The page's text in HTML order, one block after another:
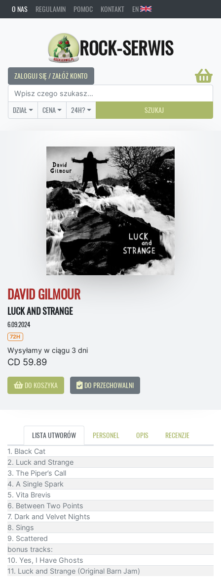
O NAS REGULAMIN POMOC KONTAKT EN
ROCK-SERWIS
ZALOGUJ SIĘ / ZAŁÓŻ KONTO
DZIAŁ CENA 24H? SZUKAJ
DAVID GILMOUR
LUCK AND STRANGE
6.09.2024
72H
Wysyłamy w ciągu 3 dni
CD 59.89
DO KOSZYKA DO PRZECHOWALNI
LISTA UTWORÓW PERSONEL OPIS RECENZJE
1. Black Cat
2. Luck and Strange
3. The Piper’s Call
4. A Single Spark
5. Vita Brevis
6. Between Two Points
7. Dark and Velvet Nights
8. Sings
9. Scattered
bonus tracks:
10. Yes, I Have Ghosts
11. Luck and Strange (Original Barn Jam)